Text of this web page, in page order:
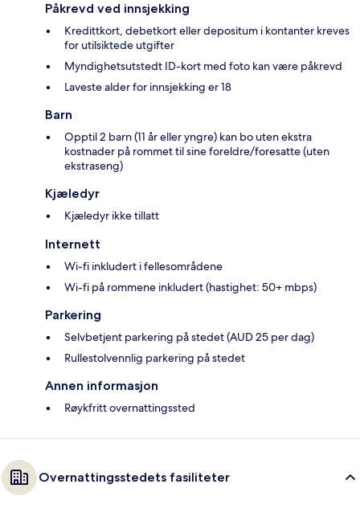
Påkrevd ved innsjekking
Kredittkort, debetkort eller depositum i kontanter kreves
for utilsiktede utgifter
Myndighetsutstedt ID-kort med foto kan være påkrevd
Laveste alder for innsjekking er 18
Barn
Opptil 2 barn (11 år eller yngre) kan bo uten ekstra
kostnader på rommet til sine foreldre/foresatte (uten
ekstraseng)
Kjæledyr
Kjæledyr ikke tillatt
Internett
Wi-fi inkludert i fellesområdene
Wi-fi på rommene inkludert (hastighet: 50+ mbps)
Parkering
Selvbetjent parkering på stedet (AUD 25 per dag)
Rullestolvennlig parkering på stedet
Annen informasjon
Røykfritt overnattingssted
Overnattingsstedets fasiliteter